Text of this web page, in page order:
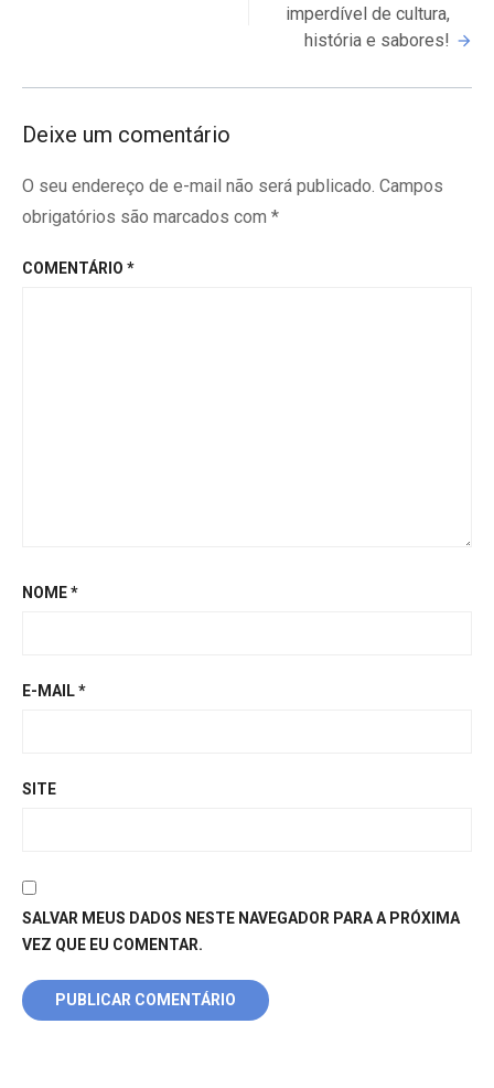
imperdível de cultura,
história e sabores!
Deixe um comentário
O seu endereço de e-mail não será publicado. Campos
obrigatórios são marcados com *
COMENTÁRIO *
NOME*
E-MAIL*
SITE
SALVAR MEUS DADOS NESTE NAVEGADOR PARA A PRÓXIMA
VEZ QUE EU COMENTAR.